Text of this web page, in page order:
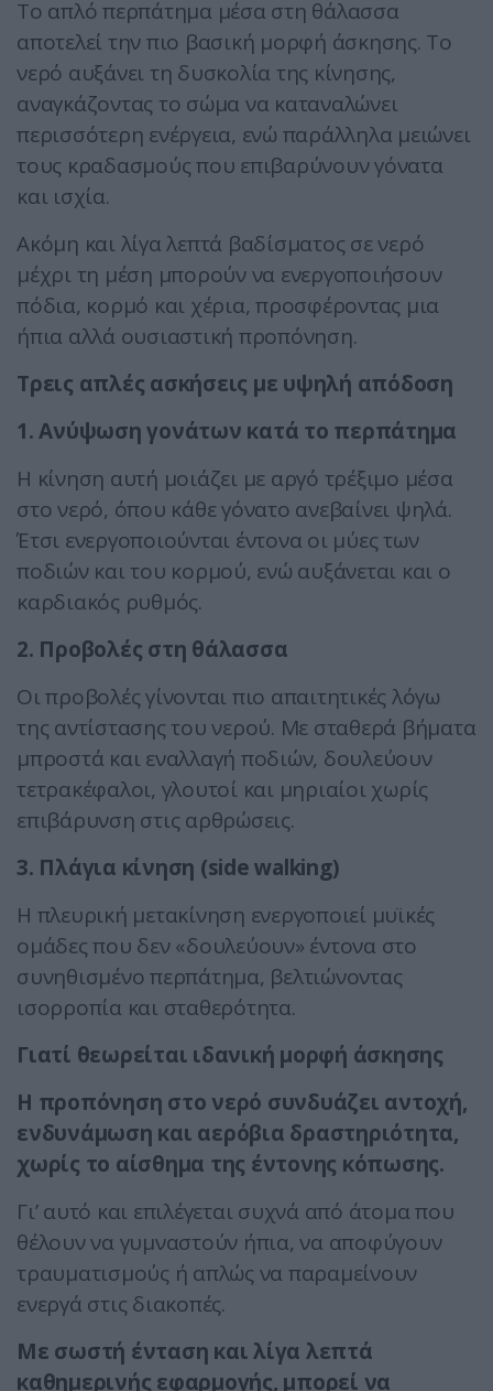
Το απλό περπάτημα μέσα στη θάλασσα
αποτελεί την πιο βασική μορφή άσκησης. Το
νερό αυξάνει τη δυσκολία της κίνησης,
αναγκάζοντας το σώμα να καταναλώνει
περισσότερη ενέργεια, ενώ παράλληλα μειώνει
τους κραδασμούς που επιβαρύνουν γόνατα
και ισχία.
Ακόμη και λίγα λεπτά βαδίσματος σε νερό
μέχρι τη μέση μπορούν να ενεργοποιήσουν
πόδια, κορμό και χέρια, προσφέροντας μια
ήπια αλλά ουσιαστική προπόνηση.
Τρεις απλές ασκήσεις με υψηλή απόδοση
1. Ανύψωση γονάτων κατά το περπάτημα
Η κίνηση αυτή μοιάζει με αργό τρέξιμο μέσα
στο νερό, όπου κάθε γόνατο ανεβαίνει ψηλά.
Έτσι ενεργοποιούνται έντονα οι μύες των
ποδιών και του κορμού, ενώ αυξάνεται και ο
καρδιακός ρυθμός.
2. Προβολές στη θάλασσα
Οι προβολές γίνονται πιο απαιτητικές λόγω
της αντίστασης του νερού. Με σταθερά βήματα
μπροστά και εναλλαγή ποδιών, δουλεύουν
τετρακέφαλοι, γλουτοί και μηριαίοι χωρίς
επιβάρυνση στις αρθρώσεις.
3. Πλάγια κίνηση (side walking)
Η πλευρική μετακίνηση ενεργοποιεί μυϊκές
ομάδες που δεν «δουλεύουν» έντονα στο
συνηθισμένο περπάτημα, βελτιώνοντας
ισορροπία και σταθερότητα.
Γιατί θεωρείται ιδανική μορφή άσκησης
Η προπόνηση στο νερό συνδυάζει αντοχή,
ενδυνάμωση και αερόβια δραστηριότητα,
χωρίς το αίσθημα της έντονης κόπωσης.
Γι’ αυτό και επιλέγεται συχνά από άτομα που
θέλουν να γυμναστούν ήπια, να αποφύγουν
τραυματισμούς ή απλώς να παραμείνουν
ενεργά στις διακοπές.
Με σωστή ένταση και λίγα λεπτά
καθημερινής εφαρμογής, μπορεί να